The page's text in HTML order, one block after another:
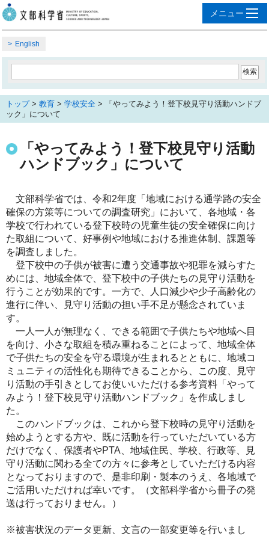
English
トップ> 教育 > 学校安全 > 「やってみよう！登下校見守り活動ハンドブ
ック」について
「やってみよう！登下校見守り活動
ハンドブック」について
文部科学省では、令和2年度「地域における通学路の安全
確保の方策等についての調査研究」において、各地域・各
学校で行われている登下校時の児童生徒の安全確保に向け
た取組について、好事例や地域における推進体制、課題等
を調査しました。
登下校中の子供が被害に遭う交通事故や犯罪を減らすた
めには、地域全体で、登下校中の子供たちの見守り活動を
行うことが効果的です。一方で、人口減少や少子高齢化の
進行に伴い、見守り活動の担い手不足が懸念されていま
す。
一人一人が無理なく、できる範囲で子供たちや地域へ目
を向け、小さな取組を積み重ねることによって、地域全体
で子供たちの安全を守る環境が生まれるとともに、地域コ
ミュニティの活性化も期待できることから、この度、見守
り活動の手引きとしてお使いいただける参考資料「やって
みよう！登下校見守り活動ハンドブック」を作成しまし
た。
このハンドブックは、これから登下校時の見守り活動を
始めようとする方や、既に活動を行っていただいている方
だけでなく、保護者やPTA、地域住民、学校、行政等、見
守り活動に関わる全ての方々に参考としていただける内容
となっておりますので、是非印刷・製本のうえ、各地域で
ご活用いただければ幸いです。（文部科学省から冊子の発
送は行っておりません。）
※被害状況のデータ更新、文言の一部変更等を行いまし